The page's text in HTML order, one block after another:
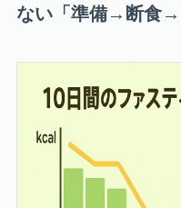
ない「準備→断食→